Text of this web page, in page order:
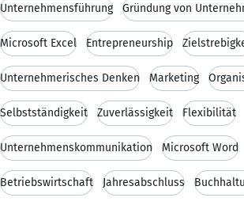
Unternehmensführung Gründung von
Microsoft Excel Entrepreneurship
Unternehmerisches Denken Marketing
Selbstständigkeit Zuverlässigkeit Flexibilität
Unternehmenskommunikation Microsoft Word
Betriebswirtschaft Jahresabschluss